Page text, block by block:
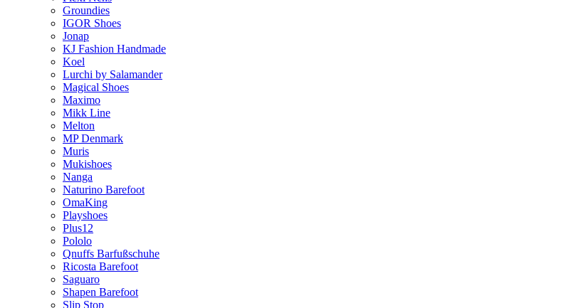
Groundies
IGOR Shoes
Jonap
KJ Fashion Handmade
Koel
Lurchi by Salamander
Magical Shoes
Maximo
Mikk Line
Melton
MP Denmark
Muris
Mukishoes
Nanga
Naturino Barefoot
OmaKing
Playshoes
Plus12
Pololo
Qnuffs Barfußschuhe
Ricosta Barefoot
Saguaro
Shapen Barefoot
Slip Stop